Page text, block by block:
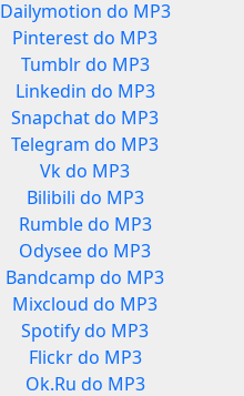
Dailymotion do MP3
Pinterest do MP3
Tumblr do MP3
Linkedin do MP3
Snapchat do MP3
Telegram do MP3
Vk do MP3
Bilibili do MP3
Rumble do MP3
Odysee do MP3
Bandcamp do MP3
Mixcloud do MP3
Spotify do MP3
Flickr do MP3
Ok.Ru do MP3